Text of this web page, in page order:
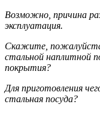
Возможно, причина
эксплуатация.
Скажите,
стальной наплитной
покрытия?
Для приготовления
стальная посуда?